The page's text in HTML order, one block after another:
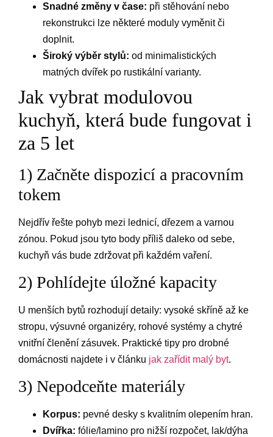
Snadné změny v čase: při stěhování nebo
rekonstrukci lze některé moduly vyměnit či
doplnit.
Široký výběr stylů: od minimalistických
matných dvířek po rustikální varianty.
Jak vybrat modulovou
kuchyň, která bude fungovat i
za 5 let
1) Začněte dispozicí a pracovním
tokem
Nejdřív řešte pohyb mezi lednicí, dřezem a varnou
zónou. Pokud jsou tyto body příliš daleko od sebe,
kuchyň vás bude zdržovat při každém vaření.
2) Pohlídejte úložné kapacity
U menších bytů rozhodují detaily: vysoké skříně až ke
stropu, výsuvné organizéry, rohové systémy a chytré
vnitřní členění zásuvek. Praktické tipy pro drobné
domácnosti najdete i v článku jak zařídit malý byt.
3) Nepodceňte materiály
Korpus: pevné desky s kvalitním olepením hran.
Dvířka: fólie/lamino pro nižší rozpočet, lak/dýha